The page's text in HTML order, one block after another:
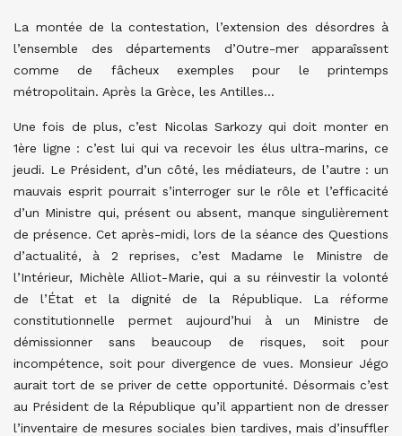
La montée de la contestation, l’extension des désordres à
l’ensemble des départements d’Outre-mer apparaîssent
comme de fâcheux exemples pour le printemps
métropolitain. Après la Grèce, les Antilles…
Une fois de plus, c’est Nicolas Sarkozy qui doit monter en
1ère ligne :c’est lui qui va recevoir les élus ultra-marins, ce
jeudi. Le Président, d’un côté, les médiateurs, de l’autre : un
mauvais esprit pourrait s’interroger sur le rôle et l’efficacité
d’un Ministre qui, présent ou absent, manque singulièrement
de présence. Cet après-midi, lors de la séance des Questions
d’actualité, à 2 reprises, c’est Madame le Ministre de
l’Intérieur, Michèle Alliot-Marie, qui a su réinvestir la volonté
de l’État et la dignité de la République. La réforme
constitutionnelle permet aujourd’hui à un Ministre de
démissionner sans beaucoup de risques, soit pour
incompétence, soit pour divergence de vues. Monsieur Jégo
aurait tort de se priver de cette opportunité. Désormais c’est
au Président de la République qu’il appartient non de dresser
l’inventaire de mesures sociales bien tardives, mais d’insuffler